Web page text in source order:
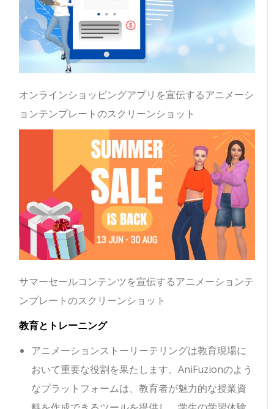
オンラインショッピングアプリを宣伝するアニメーシ
ョンテンプレートのスクリーンショット
サマーセールコンテンツを宣伝するアニメーションテ
ンプレートのスクリーンショット
教育とトレーニング
アニメーションストーリーテリングは教育現場に
おいて重要な役割を果たします。AniFuzionのよう
なプラットフォームは、教育者が魅力的な授業資